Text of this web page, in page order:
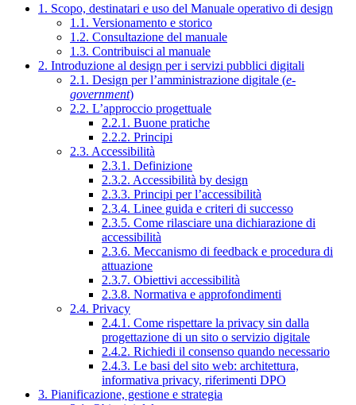
1. Scopo, destinatari e uso del Manuale operativo di design
1.1. Versionamento e storico
1.2. Consultazione del manuale
1.3. Contribuisci al manuale
2. Introduzione al design per i servizi pubblici digitali
2.1. Design per l’amministrazione digitale (e-
government)
2.2. L’approccio progettuale
2.2.1. Buone pratiche
2.2.2. Principi
2.3. Accessibilità
2.3.1. Definizione
2.3.2. Accessibilità by design
2.3.3. Principi per l’accessibilità
2.3.4. Linee guida e criteri di successo
2.3.5. Come rilasciare una dichiarazione di
accessibilità
2.3.6. Meccanismo di feedback e procedura di
attuazione
2.3.7. Obiettivi accessibilità
2.3.8. Normativa e approfondimenti
2.4. Privacy
2.4.1. Come rispettare la privacy sin dalla
progettazione di un sito o servizio digitale
2.4.2. Richiedi il consenso quando necessario
2.4.3. Le basi del sito web: architettura,
informativa privacy, riferimenti DPO
3. Pianificazione, gestione e strategia